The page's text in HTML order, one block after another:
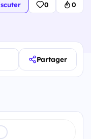
0 0
Partager